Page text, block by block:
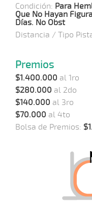
Condición: Para
Que No Hayan
Días. No Obst
Distancia / Tipo
Premios
$1.400.000 al 1ro
$280.000 al 2do
$140.000 al 3ro
$70.000 al 4to
Bolsa de Premios: